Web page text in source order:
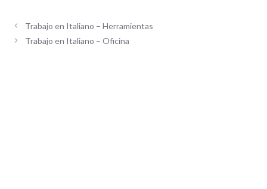
Trabajo en Italiano – Herramientas
Trabajo en Italiano – Oficina